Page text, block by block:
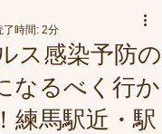
ス感染予防の
なるべく行か
練馬駅近・駅
了時間: 2分